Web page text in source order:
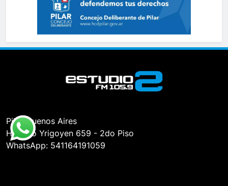
Pilar, Buenos Aires
Hipólito Yrigoyen 659 - 2do Piso
WhatsApp: 541164191059